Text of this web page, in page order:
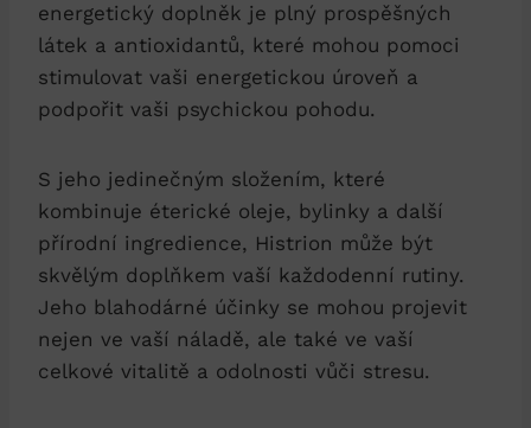
energetický doplněk je plný prospěšných
látek a antioxidantů, které mohou pomoci
stimulovat vaši energetickou úroveň a
podpořit vaši psychickou pohodu.
S jeho jedinečným složením, které
kombinuje éterické oleje, bylinky a další
přírodní ingredience, Histrion může být
skvělým doplňkem vaší každodenní rutiny.
Jeho blahodárné účinky se mohou projevit
nejen ve vaší náladě, ale také ve vaší
celkové vitalitě a odolnosti vůči stresu.